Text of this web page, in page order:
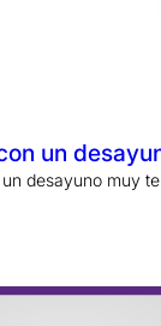
un
desayuno muy